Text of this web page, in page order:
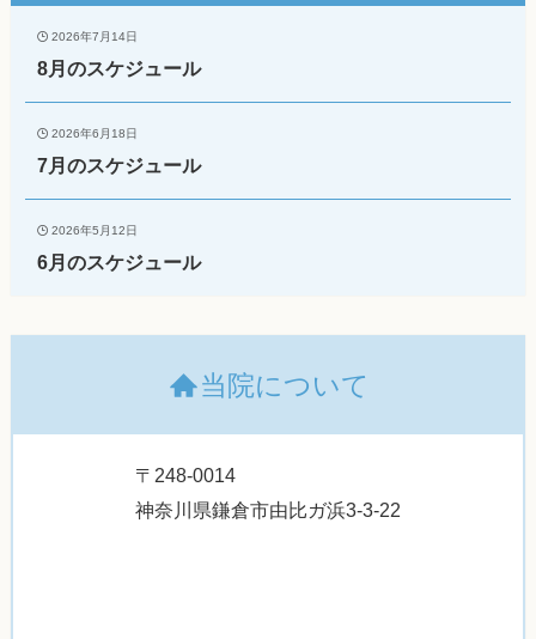
2026年7月14日
8月のスケジュール
2026年6月18日
7月のスケジュール
2026年5月12日
6月のスケジュール
当院について
〒248-0014
神奈川県鎌倉市由比ガ浜3-3-22